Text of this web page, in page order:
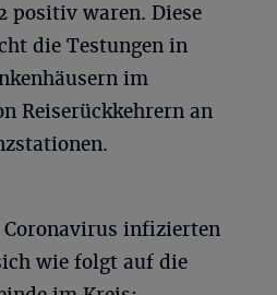
positiv waren. Diese
die Testungen in
im
Reiserückkehrern an
infizierten
wie folgt auf die